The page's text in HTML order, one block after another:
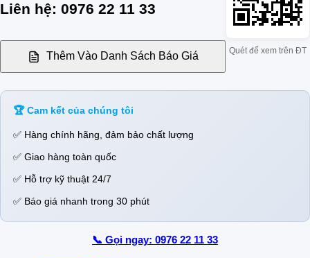
Liên hệ: 0976 22 11 33
Thêm Vào Danh Sách Báo Giá Quét để xem trên ĐT
🏆 Cam kết của chúng tôi
✅ Hàng chính hãng, đảm bảo chất lượng
✅ Giao hàng toàn quốc
✅ Hỗ trợ kỹ thuật 24/7
✅ Báo giá nhanh trong 30 phút
📞 Gọi ngay: 0976 22 11 33